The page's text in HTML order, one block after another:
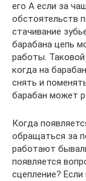
его А если за
обстоятельств
стачивание
барабана цепь
работы.
когда на
снять и
барабан может
Когда
обращаться за
работают
появляется
сцепление?